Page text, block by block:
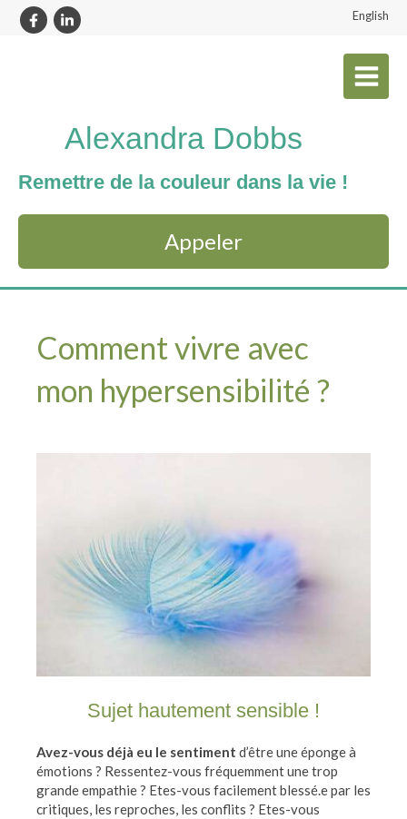
English
Alexandra Dobbs
Remettre de la couleur dans la vie !
Appeler
Comment vivre avec
mon hypersensibilité ?
Sujet hautement sensible !
Avez-vous déjà eu le sentiment d’être une éponge à
émotions ? Ressentez-vous fréquemment une trop
grande empathie ? Etes-vous facilement blessé.e par les
critiques, les reproches, les conflits ? Etes-vous